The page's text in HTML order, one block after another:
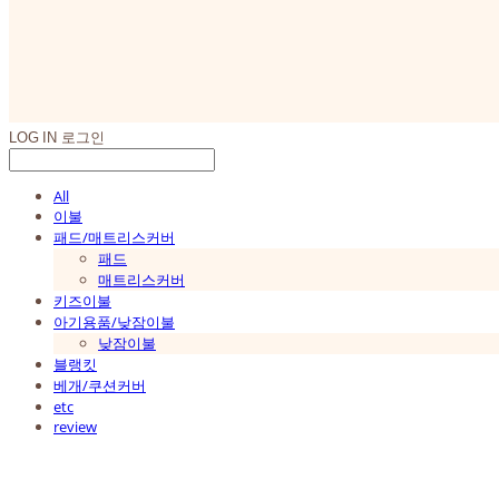
LOG IN 로그인
All
이불
패드/매트리스커버
패드
매트리스커버
키즈이불
아기용품/낮잠이불
낮잠이불
블랭킷
베개/쿠션커버
etc
review